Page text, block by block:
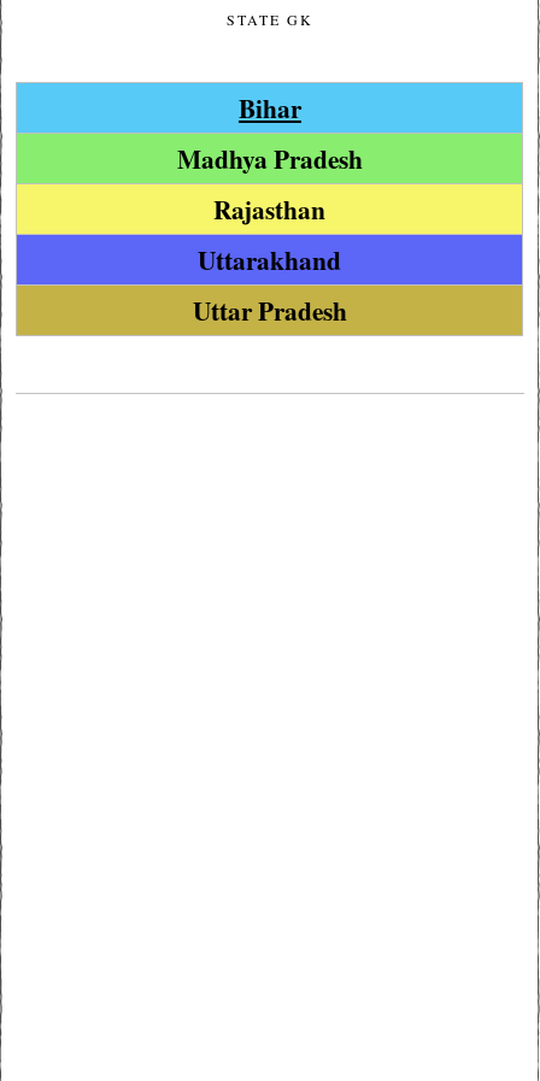
STATE GK
Bihar
Madhya Pradesh
Rajasthan
Uttarakhand
Uttar Pradesh